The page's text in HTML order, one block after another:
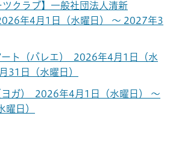
ツクラブ】一般社団法人清新
年4月1日（水曜日） ～ 2027年3
ト（バレエ） 2026年4月1日（水
31日（水曜日）
ガ） 2026年4月1日（水曜日） ～
日）